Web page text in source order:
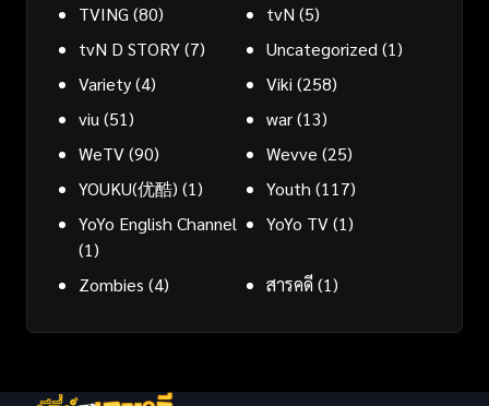
TVING (80) tvN (5)
tvN D STORY(7) Uncategorized (1)
Variety(4) Viki (258)
viu (51) war(13)
WeTV(90) Wevve (25)
YOUKU(优酷) (1) Youth (117)
YoYo English Channel
(1)
YoYo TV(1)
Zombies (4) สารคดี(1)